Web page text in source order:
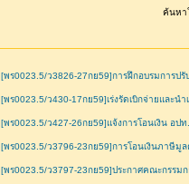
ค้นหา
[พร0023.5/ว3826-27กย59]การฝึกอบรมการป
[พร0023.5/ว430-17กย59]เร่งรัดเบิกจ่ายและน
[พร0023.5/ว427-26กย59]แจ้งการโอนเงิน อปท.
[พร0023.5/ว3796-23กย59]การโอนเงินภาษีมู
[พร0023.5/ว3797-23กย59]ประกาศคณะกรรม